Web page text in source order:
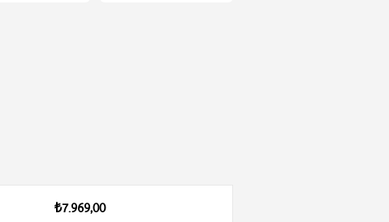
₺7.969,00